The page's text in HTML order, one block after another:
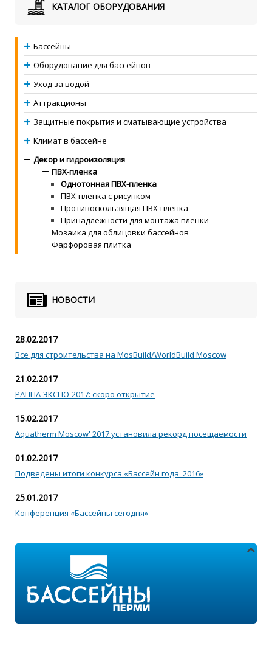
КАТАЛОГ ОБОРУДОВАНИЯ
Бассейны
Оборудование для бассейнов
Уход за водой
Аттракционы
Защитные покрытия и сматывающие устройства
Климат в бассейне
Декор и гидроизоляция
ПВХ-пленка
Однотонная ПВХ-пленка
ПВХ-пленка с рисунком
Противоскользящая ПВХ-пленка
Принадлежности для монтажа пленки
Мозаика для облицовки бассейнов
Фарфоровая плитка
НОВОСТИ
28.02.2017
Все для строительства на MosBuild/WorldBuild Moscow
21.02.2017
РАППА ЭКСПО-2017: скоро открытие
15.02.2017
Aquatherm Moscow' 2017 установила рекорд посещаемости
01.02.2017
Подведены итоги конкурса «Бассейн года' 2016»
25.01.2017
Конференция «Бассейны сегодня»